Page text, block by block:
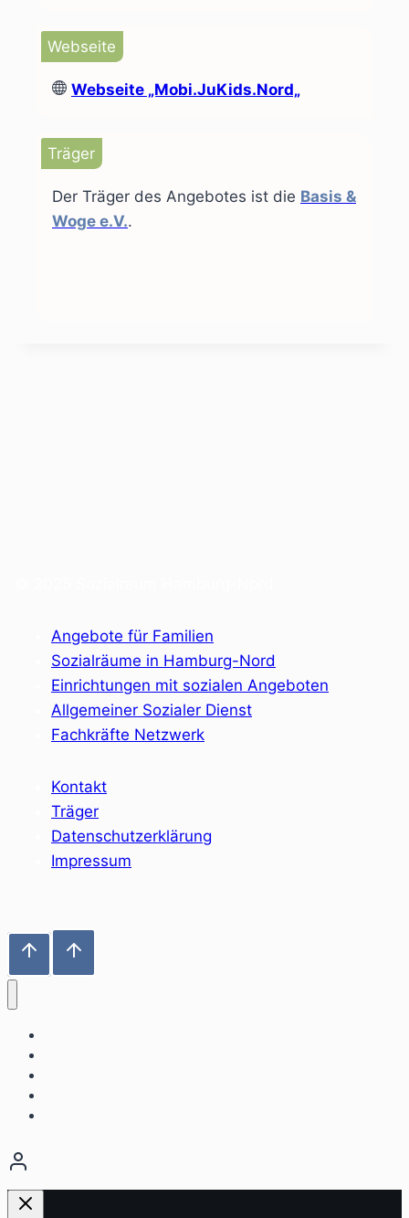
Webseite
Webseite „Mobi.JuKids.Nord„
Träger
Der Träger des Angebotes ist die Basis &
Woge e.V..
Angebote für Familien
Sozialräume in Hamburg-Nord
Einrichtungen mit sozialen Angeboten
Allgemeiner Sozialer Dienst
Fachkräfte Netzwerk
Kontakt
Träger
Datenschutzerklärung
Impressum